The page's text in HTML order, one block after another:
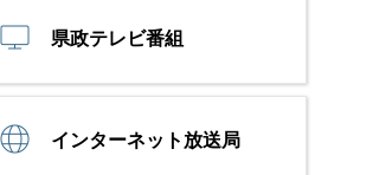
県政テレビ番組
インターネット放送局